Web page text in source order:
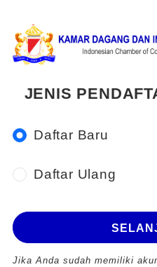
JENIS
Daftar Baru
Daftar Ulang
Jika Anda sudah memiliki